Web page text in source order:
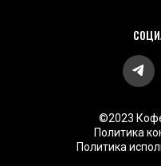
©2023
Политика
Политика